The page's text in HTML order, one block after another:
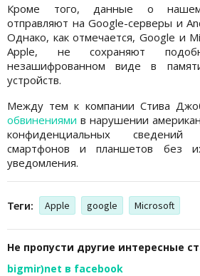
Кроме того, данные о нашем
отправляют на Google-серверы и
Однако, как отмечается, Google и
Apple, не сохраняют
незашифрованном виде в
устройств.
Между тем к компании Стива
обвинениями в нарушении
конфиденциальных
смартфонов и планшетов без
уведомления.
Теги: Apple google Microsoft
Не пропусти другие интересные
bigmir)net в facebook